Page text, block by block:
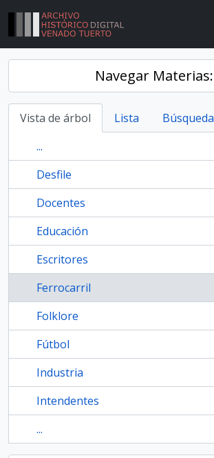
Skip to main content
Navegar Materias:
Vista de árbol Lista
Búsqueda
...
Desfile
Docentes
Educación
Escritores
Ferrocarril
Folklore
Fútbol
Industria
Intendentes
...